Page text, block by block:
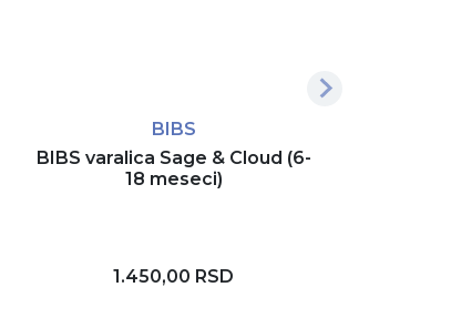
BIBS
BIBS varalica Sage & Cloud (6-
18 meseci)
1.450,00 RSD